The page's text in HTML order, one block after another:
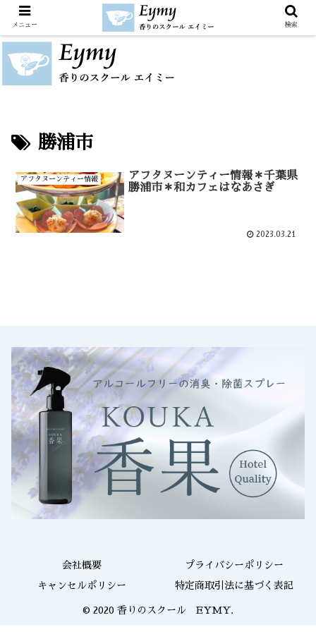
勝浦市
アフタヌーンティー情報
アフタヌーンティー情報＊千葉県
勝浦市＊和カフェはなあさぎ
2023.03.21
会社概要 プライバシーポリシー
キャンセルポリシー 特定商取引法に基づく表記
© 2020 香りのスクール EYMY.
メニュー 検索